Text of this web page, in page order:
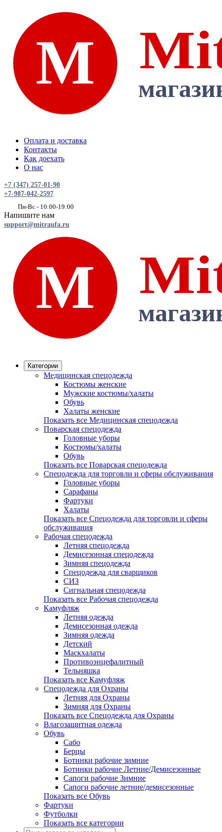
Оплата и доставка
Контакты
Как доехать
О нас
+7 (347) 257-01-90
+7-987-042-2597
Пн-Вс - 10:00-19:00
Напишите нам
support@mitraufa.ru
Категории
Медицинская спецодежда
Костюмы женские
Мужские костюмы/халаты
Обувь
Халаты женские
Показать все Медицинская спецодежда
Поварская спецодежда
Головные уборы
Костюмы/халаты
Обувь
Показать все Поварская спецодежда
Спецодежда для торговли и сферы обслуживания
Головные уборы
Сарафаны
Фартуки
Халаты
Показать все Спецодежда для торговли и сферы
обслуживания
Рабочая спецодежда
Летняя спецодежда
Демисезонная спецодежда
Зимняя спецодежда
Спецодежда для сварщиков
СИЗ
Сигнальная спецодежда
Показать все Рабочая спецодежда
Камуфляж
Летняя одежда
Демисезонная одежда
Зимняя одежда
Детский
Маскхалаты
Противоэнцефалитный
Тельняшка
Показать все Камуфляж
Спецодежда для Охраны
Летняя для Охраны
Зимняя для Охраны
Показать все Спецодежда для Охраны
Влагозащитная одежда
Обувь
Сабо
Берцы
Ботинки рабочие зимние
Ботинки рабочие Летние/Демисезонные
Сапоги рабочие Зимние
Сапоги рабочие летние/демисезонные
Показать все Обувь
Фартуки
Футболки
Показать все категории